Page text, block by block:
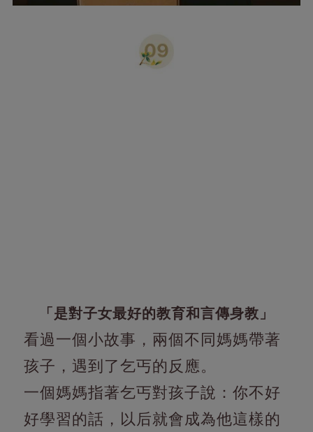
「是對子女最好的教育和言傳身教」
看過一個小故事，兩個不同媽媽帶著
孩子，遇到了乞丐的反應。
一個媽媽指著乞丐對孩子說：你不好
好學習的話，以后就會成為他這樣的